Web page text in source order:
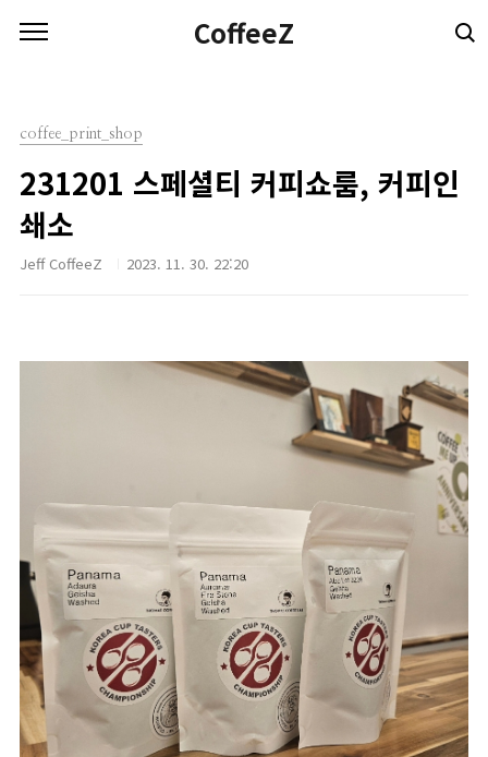
CoffeeZ
coffee_print_shop
231201 스페셜티 커피쇼룸, 커피인
쇄소
Jeff CoffeeZ 2023. 11. 30. 22:20